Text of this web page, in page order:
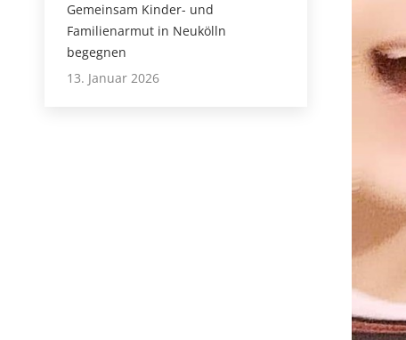
Gemeinsam Kinder- und
Familienarmut in Neukölln
begegnen
13. Januar 2026